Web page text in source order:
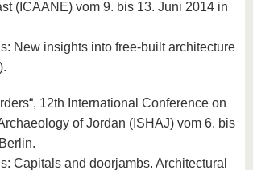
(ICAANE) vom 9. bis 13. Juni 2014 in
New insights into free‐built architecture
12th International Conference on
of Jordan (ISHAJ) vom 6. bis
Capitals and doorjambs. Architectural